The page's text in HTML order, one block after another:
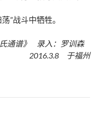
”战斗中牺牲。
通谱》 录入：罗训森
2016.3.8 于福州